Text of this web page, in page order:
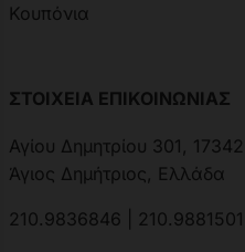
Κουπόνια
ΣΤΟΙΧΕΙΑ ΕΠΙΚΟΙΝΩΝΙΑΣ
Αγίου Δημητρίου 301, 17342
Άγιος Δημήτριος, Ελλάδα
210.9836846 | 210.9881501